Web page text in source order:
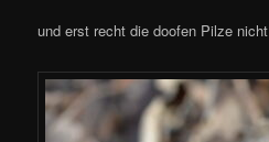
und erst recht die doofen Pilze nicht